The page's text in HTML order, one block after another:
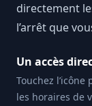
directement
l’arrêt que
Un accès
Touchez
les horaires de